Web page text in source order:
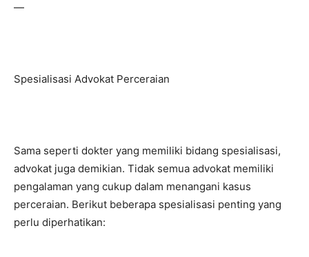
—
Spesialisasi Advokat Perceraian
Sama seperti dokter yang memiliki bidang spesialisasi,
advokat juga demikian. Tidak semua advokat memiliki
pengalaman yang cukup dalam menangani kasus
perceraian. Berikut beberapa spesialisasi penting yang
perlu diperhatikan: